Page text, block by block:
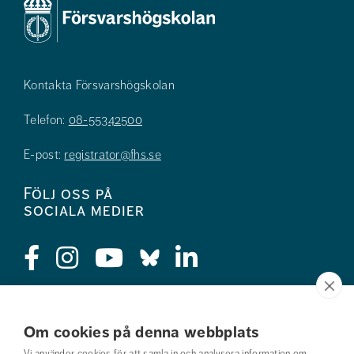
Om cookies på denna webbplats
Kontakta Försvarshögskolan
Telefon: 08-55342500
E-post: registrator@fhs.se
Följ oss på
sociala medier
Jobba hos oss